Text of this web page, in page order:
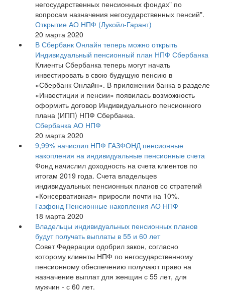
негосударственных пенсионных фондах" по
вопросам назначения негосударственных пенсий".
Открытие АО НПФ (Лукойл-Гарант)
20 марта 2020
В Сбербанк Онлайн теперь можно открыть
Индивидуальный пенсионный план НПФ Сбербанка
Клиенты Сбербанка теперь могут начать
инвестировать в свою будущую пенсию в
«Сбербанк Онлайн». В приложении банка в разделе
«Инвестиции и пенсии» появилась возможность
оформить договор Индивидуального пенсионного
плана (ИПП) НПФ Сбербанка.
Сбербанка АО НПФ
20 марта 2020
9,99% начислил НПФ ГАЗФОНД пенсионные
накопления на индивидуальные пенсионные счета
Фонд начислил доходность на счета клиентов по
итогам 2019 года. Счета владельцев
индивидуальных пенсионных планов со стратегий
«Консервативная» приросли почти на 10%.
Газфонд Пенсионные накопления АО НПФ
18 марта 2020
Владельцы индивидуальных пенсионных планов
будут получать выплаты в 55 и 60 лет
Совет Федерации одобрил закон, согласно
которому клиенты НПФ по негосударственному
пенсионному обеспечению получают право на
назначение выплат для женщин с 55 лет, для
мужчин - с 60 лет.